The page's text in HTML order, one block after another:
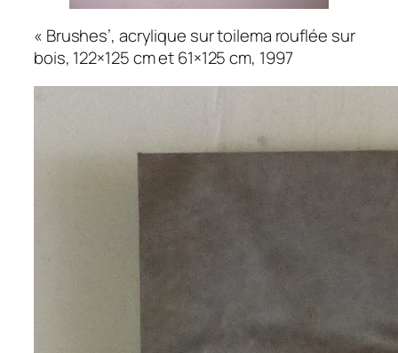
« Brushes’, acrylique sur toilema rouflée sur
bois, 122×125 cm et 61×125 cm, 1997